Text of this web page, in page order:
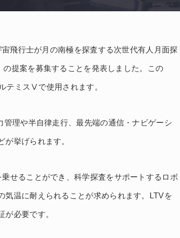
飛行士が月の南極を探査する次世代有人月面探
提案を募集することを発表しました。この
テミスⅤで使用されます。
管理や半自律走行、最先端の通信・ナビゲーシ
が挙げられます。
せることができ、科学探査をサポートするロボ
気温に耐えられることが求められます。LTVを
が必要です。